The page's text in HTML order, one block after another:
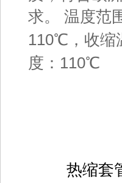
求。
温度范
110℃，收缩
度：110℃
热缩套